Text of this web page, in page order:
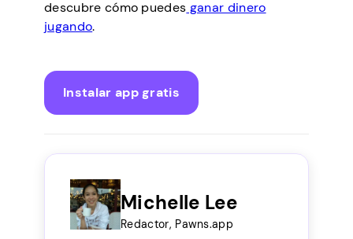
descubre cómo puedes ganar dinero
jugando.
Instalar app gratis
Michelle Lee
Redactor, Pawns.app